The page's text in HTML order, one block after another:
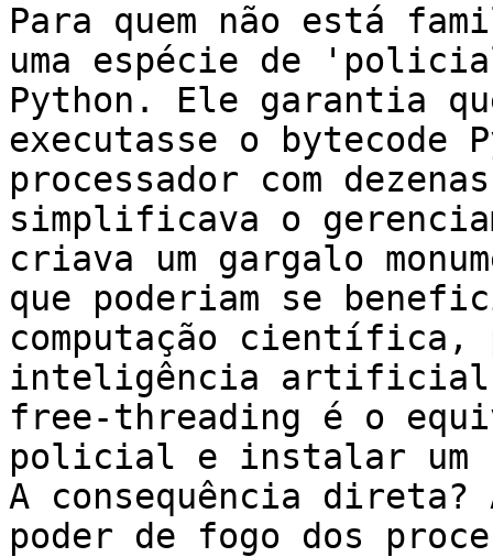
Para quem não está
uma espécie de
Python. Ele garantia
executasse o bytecode
processador com
simplificava o
criava um gargalo
que poderiam se
computação científica,
inteligência artificial.
free-threading é o
policial e instalar um
A consequência
poder de fogo dos